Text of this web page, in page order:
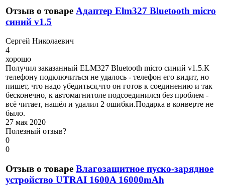
Отзыв о товаре Адаптер Elm327 Bluetooth micro
синий v1.5
Сергей Николаевич
4
хорошо
Получил заказанный ELM327 Bluetooth micro синий v1.5.К
телефону подключиться не удалось - телефон его видит, но
пишет, что надо убедиться,что он готов к соединению и так
бесконечно, к автомагнитоле подсоединился без проблем -
всё читает, нашёл и удалил 2 ошибки.Подарка в конверте не
было.
27 мая 2020
Полезный отзыв?
0
0
Отзыв о товаре Влагозащитное пуско-зарядное
устройство UTRAI 1600A 16000mAh